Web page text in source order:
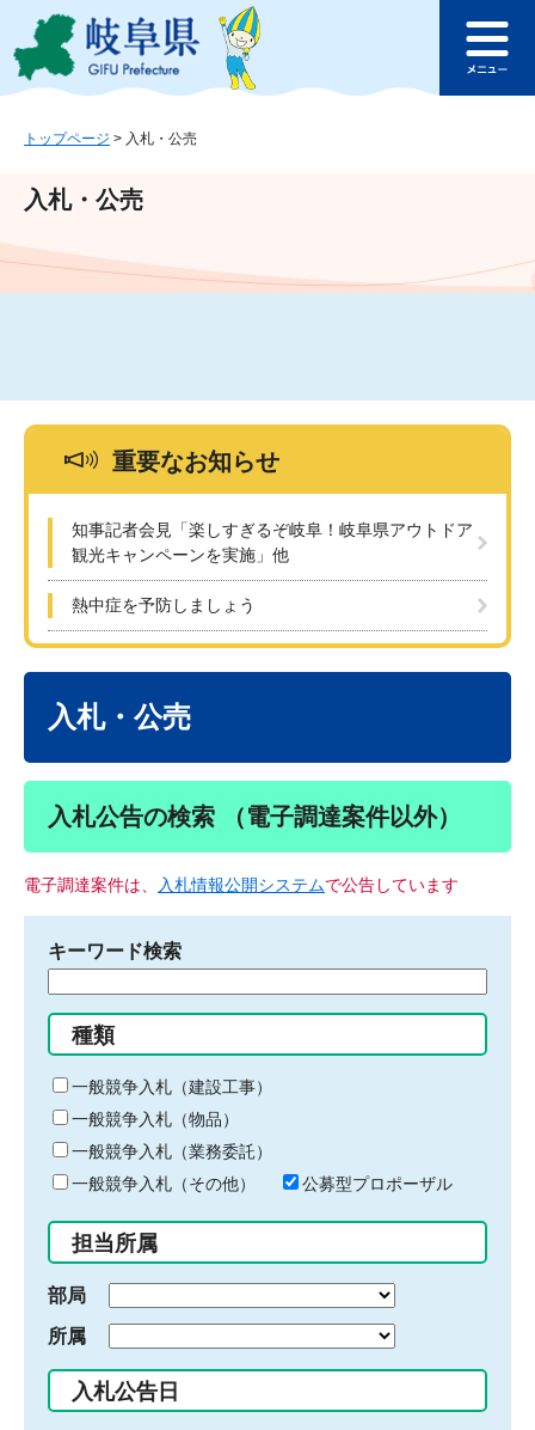
ジ
ュ
文
このページの本文へ
ュ
トップページ > 入札・公売
入札・公売
重要なお知らせ
知事記者会見「楽しすぎるぞ岐阜！岐阜県アウトドア
観光キャンペーンを実施」他
熱中症を予防しましょう
入札・公売
入札公告の検索 （電子調達案件以外）
電子調達案件は、 入札情報公開システムで公告しています
キーワード検索
る
キ
ー
ワ
ー
ド
入
力
種類
一般競争入札（建設工事）
一般競争入札（物品）
一般競争入札（業務委託）
一般競争入札（その他）
公募型プロポーザル
担当所属
部局
所属
入札公告日